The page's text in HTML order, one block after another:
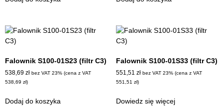
Falownik S100-01S23 (filtr C3)
538,69 zł bez VAT 23% (cena z VAT
538,69 zł)
Dodaj do koszyka
Falownik S100-01S33 (filtr C3)
551,51 zł bez VAT 23% (cena z VAT
551,51 zł)
Dowiedz się więcej